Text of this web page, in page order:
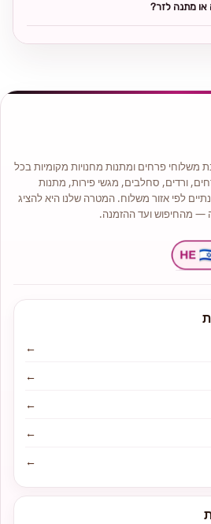
מתנה לזר?
משלוחי פרחים ומתנות מחנויות מקומיות בכל
ורדים, סחלבים, מגשי פירות, מתנות
לפי אזור משלוח. המטרה שלנו היא להציג
— מהחיפוש ועד ההזמנה.
←
←
←
←
←